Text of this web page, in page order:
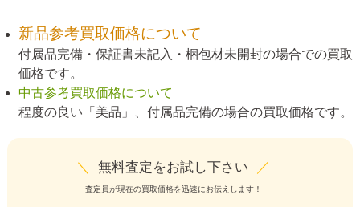
新品参考買取価格について
付属品完備・保証書未記入・梱包材未開封の場合での買取
価格です。
中古参考買取価格について
程度の良い「美品」、付属品完備の場合の買取価格です。
＼ 無料査定をお試し下さい ／
査定員が現在の買取価格を迅速にお伝えします！